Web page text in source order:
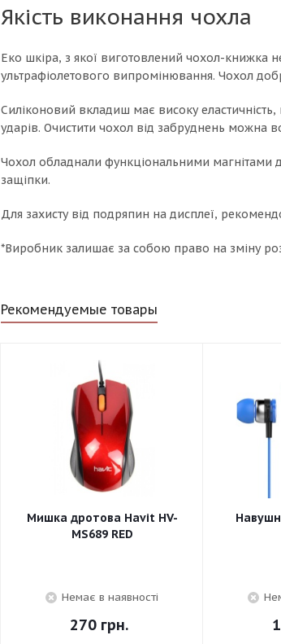
Якість виконання чохла
Еко шкіра, з якої виготовлений чохол-книжка
ультрафіолетового випромінювання. Чохол
Силіконовий вкладиш має високу
ударів. Очистити чохол від забруднень можна
Чохол обладнали функціональними магнітами
защіпки.
Для захисту від подряпин на дисплеї,
*Виробник залишає за собою право на зміну
Рекомендуемые товары
Мишка дротова Havit HV-
MS689 RED
Немає в наявності
270 грн.